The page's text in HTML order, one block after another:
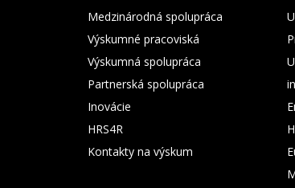
Medzinárodná spolupráca
Výskumné pracoviská
Výskumná spolupráca
Partnerská spolupráca
Inovácie
HRS4R
Kontakty na výskum